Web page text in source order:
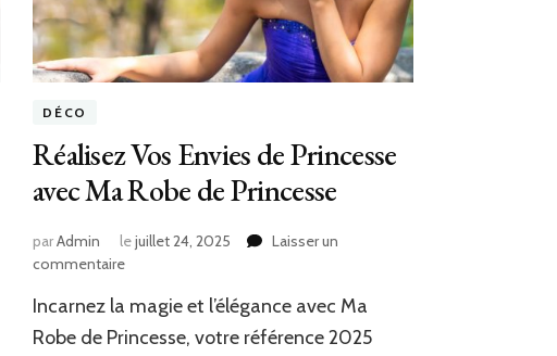
DÉCO
Réalisez Vos Envies de Princesse
avec Ma Robe de Princesse
parAdmin lejuillet 24, 2025
Laisser un
commentairesur
Vos
Envies
Incarnez la magie et l’élégance avec Ma
Robe de Princesse, votre référence 2025